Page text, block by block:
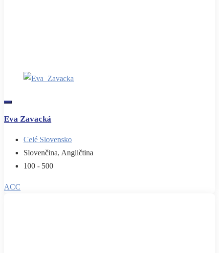
Eva Zavacká
Celé Slovensko
Slovenčina, Angličtina
100 - 500
ACC